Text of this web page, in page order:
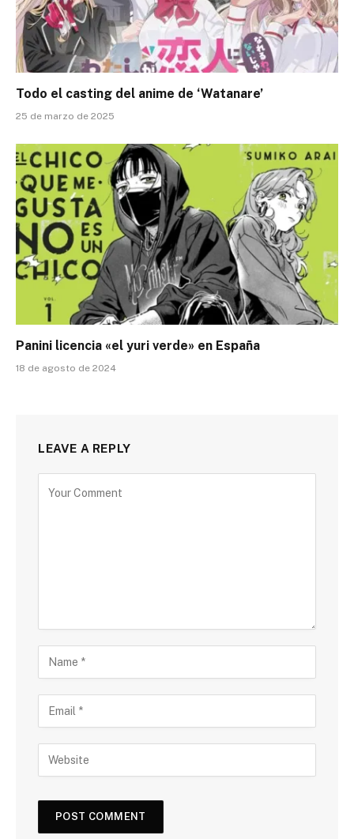
Todo el casting del anime de ‘Watanare’
25 de marzo de 2025
Panini licencia «el yuri verde» en España
18 de agosto de 2024
LEAVE A REPLY